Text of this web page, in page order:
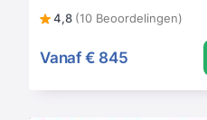
4,8 (10 Beoordelingen)
Vanaf € 845